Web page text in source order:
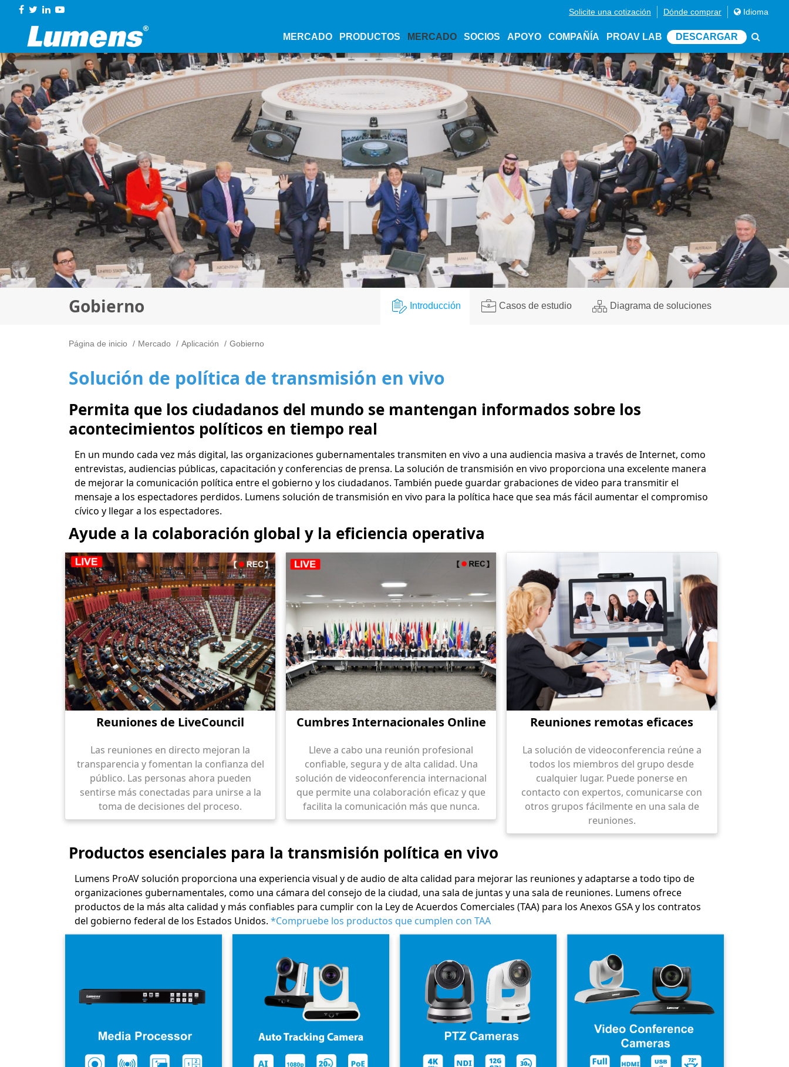
Solicite una cotización Dónde comprar Idioma
MERCADO PRODUCTOS MERCADO SOCIOS APOYO COMPAÑÍA PROAV LAB DESCARGAR
Gobierno Introducción Casos de estudio Diagrama de soluciones
Página de inicio Mercado Aplicación Gobierno
Solución de política de transmisión en vivo
Permita que los ciudadanos del mundo se mantengan informados sobre los
acontecimientos políticos en tiempo real
En un mundo cada vez más digital, las organizaciones gubernamentales transmiten en vivo a una audiencia masiva a través de Internet, como
entrevistas, audiencias públicas, capacitación y conferencias de prensa. La solución de transmisión en vivo proporciona una excelente manera
de mejorar la comunicación política entre el gobierno y los ciudadanos. También puede guardar grabaciones de video para transmitir el
mensaje a los espectadores perdidos. Lumens solución de transmisión en vivo para la política hace que sea más fácil aumentar el compromiso
cívico y llegar a los espectadores.
Ayude a la colaboración global y la eficiencia operativa
Reuniones de LiveCouncil
Las reuniones en directo mejoran la
transparencia y fomentan la confianza del
público. Las personas ahora pueden
sentirse más conectadas para unirse a la
toma de decisiones del proceso.
Cumbres Internacionales Online
Lleve a cabo una reunión profesional
confiable, segura y de alta calidad. Una
solución de videoconferencia internacional
que permite una colaboración eficaz y que
facilita la comunicación más que nunca.
Reuniones remotas eficaces
La solución de videoconferencia reúne a
todos los miembros del grupo desde
cualquier lugar. Puede ponerse en
contacto con expertos, comunicarse con
otros grupos fácilmente en una sala de
reuniones.
Productos esenciales para la transmisión política en vivo
Lumens ProAV solución proporciona una experiencia visual y de audio de alta calidad para mejorar las reuniones y adaptarse a todo tipo de
organizaciones gubernamentales, como una cámara del consejo de la ciudad, una sala de juntas y una sala de reuniones. Lumens ofrece
productos de la más alta calidad y más confiables para cumplir con la Ley de Acuerdos Comerciales (TAA) para los Anexos GSA y los contratos
del gobierno federal de los Estados Unidos. *Compruebe los productos que cumplen con TAA